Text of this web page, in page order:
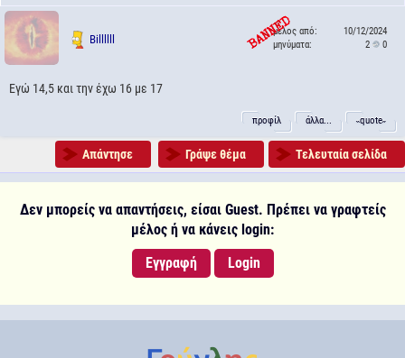
Billllll
μέλος από:
10/12/2024
μηνύματα:
2 0
Εγώ 14,5 και την έχω 16 με 17
προφίλ άλλα... ˵quote˶
Απάντησε Γράψε θέμα Τελευταία σελίδα
Δεν μπορείς να απαντήσεις, είσαι Guest. Πρέπει να γραφτείς
μέλος ή να κάνεις login:
Εγγραφή
Login